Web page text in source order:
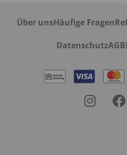
Über unsHäufige Fragen
DatenschutzAGB